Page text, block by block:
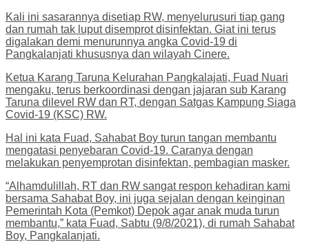
Kali ini sasarannya disetiap RW, menyelurusuri tiap gang
dan rumah tak luput disemprot disinfektan. Giat ini terus
digalakan demi menurunnya angka Covid-19 di
Pangkalanjati khususnya dan wilayah Cinere.
Ketua Karang Taruna Kelurahan Pangkalajati, Fuad Nuari
mengaku, terus berkoordinasi dengan jajaran sub Karang
Taruna dilevel RW dan RT, dengan Satgas Kampung Siaga
Covid-19 (KSC) RW.
Hal ini kata Fuad, Sahabat Boy turun tangan membantu
mengatasi penyebaran Covid-19. Caranya dengan
melakukan penyemprotan disinfektan, pembagian masker.
“Alhamdulillah, RT dan RW sangat respon kehadiran kami
bersama Sahabat Boy, ini juga sejalan dengan keinginan
Pemerintah Kota (Pemkot) Depok agar anak muda turun
membantu,” kata Fuad, Sabtu (9/8/2021), di rumah Sahabat
Boy, Pangkalanjati.